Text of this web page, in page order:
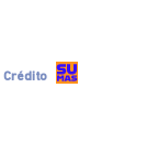
Crédito